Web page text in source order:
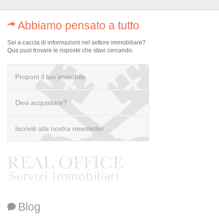
Abbiamo pensato a tutto
Sei a caccia di informazioni nel settore immobiliare?
Qua puoi trovare le risposte che stavi cercando.
Proponi il tuo immobile
Devi acquistare?
scrivi a info@realofficeitaly.com
Iscriviti alla nostra newsletter
Blog